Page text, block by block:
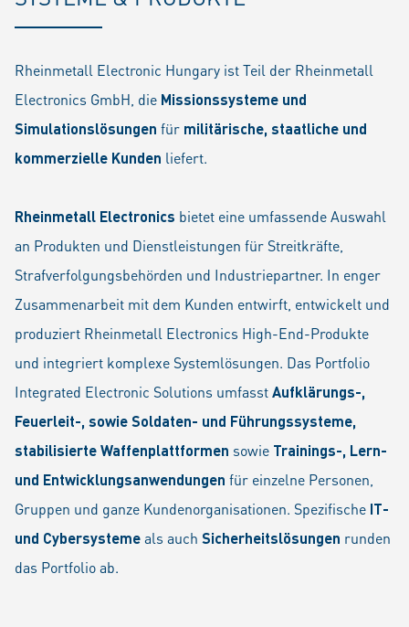
Rheinmetall Electronic Hungary ist Teil der Rheinmetall
Electronics GmbH, die Missionssysteme und
Simulationslösungen für militärische, staatliche und
kommerzielle Kunden liefert.
Rheinmetall Electronics bietet eine umfassende Auswahl
an Produkten und Dienstleistungen für Streitkräfte,
Strafverfolgungsbehörden und Industriepartner. In enger
Zusammenarbeit mit dem Kunden entwirft, entwickelt und
produziert Rheinmetall Electronics High-End-Produkte
und integriert komplexe Systemlösungen. Das Portfolio
Integrated Electronic Solutions umfasstAufklärungs-,
Feuerleit-, sowie Soldaten- und Führungssysteme,
stabilisierte Waffenplattformen sowie Trainings-, Lern-
und Entwicklungsanwendungen für einzelne Personen,
Gruppen und ganze Kundenorganisationen. Spezifische IT-
und Cybersystemeals auch Sicherheitslösungen runden
das Portfolio ab.